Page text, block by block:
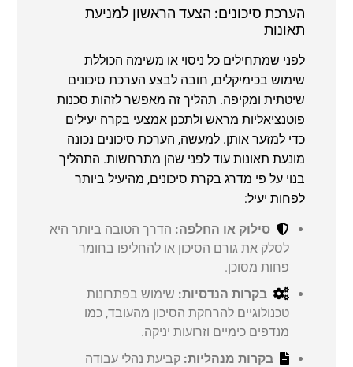
הערכת סיכונים: הצעד הראשון למניעת
תאונות
לפני שמתחילים כל ניסוי או משימה הכוללת
שימוש בכימיקלים, חובה לבצע הערכת סיכונים
שיטתית ומקיפה. תהליך זה מאפשר לזהות סכנות
פוטנציאליות מראש ולתכנן אמצעי בקרה יעילים
כדי למזער אותן. למעשה, הערכת סיכונים נכונה
מונעת תאונות עוד לפני שהן מתרחשות. התהליך
בנוי על פי מדרג בקרת סיכונים, מהיעיל ביותר
לפחות יעיל:
סילוק או החלפה: הדרך הטובה ביותר היא
לסלק את גורם הסיכון או להחליפו בחומר
פחות מסוכן.
בקרות הנדסיות: שימוש בפתרונות
טכנולוגיים להרחקת הסיכון מהעובד, כמו
מנדפים כימיים וזרועות יניקה.
בקרות מנהליות: קביעת נהלי עבודה